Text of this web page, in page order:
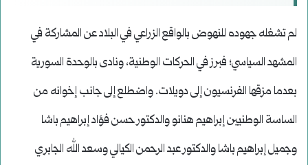
لم تشغله جهوده للنهوض بالواقع الزراعي في البلاد عن المشاركة في
المشهد السياسي؛ فبرز في الحركات الوطنية، ونادى بالوحدة السورية
بعدما مزقها الفرنسيون إلى دويلات. واضطلع إلى جانب إخوانه من
الساسة الوطنيين إبراهيم هنانو والدكتور حسن فؤاد إبراهيم باشا
وجميل إبراهيم باشا والدكتور عبد الرحمن الكيالي وسعد الله الجابري